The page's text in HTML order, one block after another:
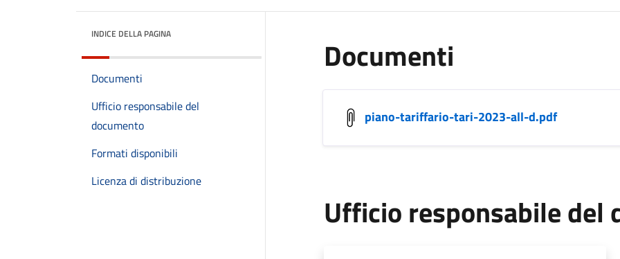
INDICE DELLA PAGINA
Documenti
Ufficio responsabile del
documento
Formati disponibili
Licenza di distribuzione
Documenti
piano-tariffario-tari-2023-all-d.pdf
Ufficio responsabile del